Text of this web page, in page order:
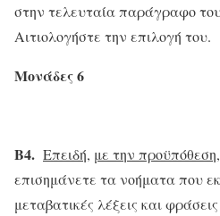
στην τελευταία παράγραφο
Αιτιολογήστε την επιλογή του.
Μονάδες 6
Β4. Επειδή, με την
επισημάνετε τα νοήματα που
μεταβατικές λέξεις και